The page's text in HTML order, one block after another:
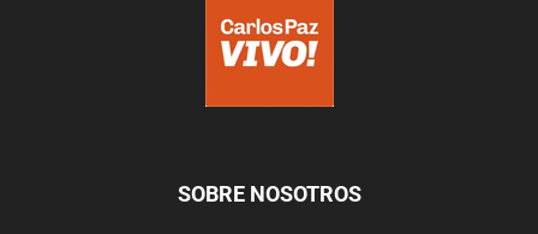
SOBRE NOSOTROS